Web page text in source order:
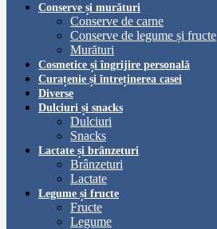
Conserve și murături
Conserve de carne
Conserve de legume și fructe
Murături
Cosmetice și îngrijire personală
Curațenie și întreținerea casei
Diverse
Dulciuri și snacks
Dulciuri
Snacks
Lactate și brânzeturi
Brânzeturi
Lactate
Legume și fructe
Fructe
Legume